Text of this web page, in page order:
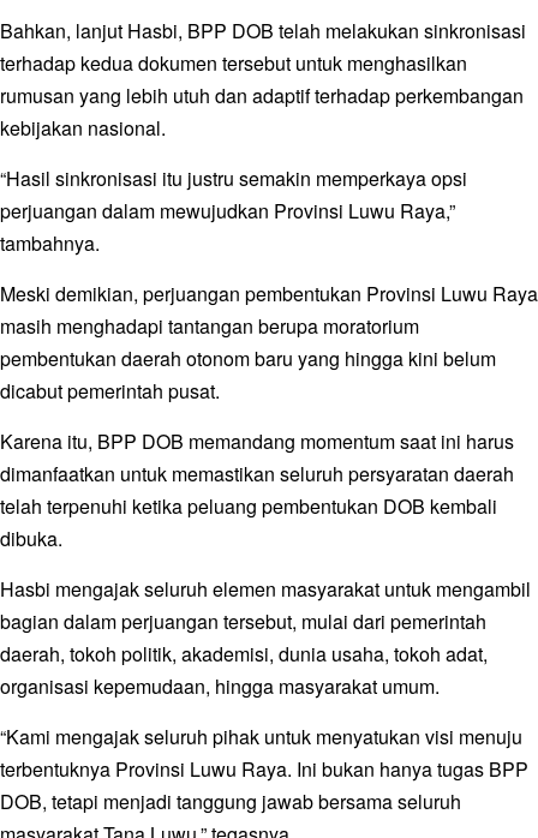
Bahkan, lanjut Hasbi, BPP DOB telah melakukan sinkronisasi
terhadap kedua dokumen tersebut untuk menghasilkan
rumusan yang lebih utuh dan adaptif terhadap perkembangan
kebijakan nasional.
“Hasil sinkronisasi itu justru semakin memperkaya opsi
perjuangan dalam mewujudkan Provinsi Luwu Raya,”
tambahnya.
Meski demikian, perjuangan pembentukan Provinsi Luwu Raya
masih menghadapi tantangan berupa moratorium
pembentukan daerah otonom baru yang hingga kini belum
dicabut pemerintah pusat.
Karena itu, BPP DOB memandang momentum saat ini harus
dimanfaatkan untuk memastikan seluruh persyaratan daerah
telah terpenuhi ketika peluang pembentukan DOB kembali
dibuka.
Hasbi mengajak seluruh elemen masyarakat untuk mengambil
bagian dalam perjuangan tersebut, mulai dari pemerintah
daerah, tokoh politik, akademisi, dunia usaha, tokoh adat,
organisasi kepemudaan, hingga masyarakat umum.
“Kami mengajak seluruh pihak untuk menyatukan visi menuju
terbentuknya Provinsi Luwu Raya. Ini bukan hanya tugas BPP
DOB, tetapi menjadi tanggung jawab bersama seluruh